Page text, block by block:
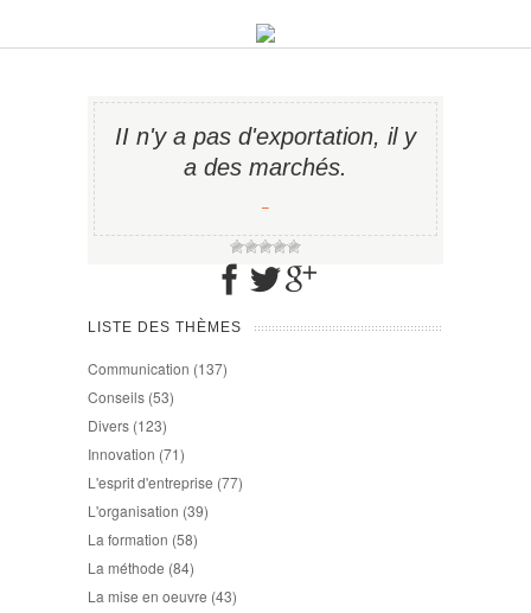
II n'y a pas d'exportation, il y
a des marchés.
−
LISTE DES THÈMES
Communication (137)
Conseils (53)
Divers (123)
Innovation (71)
L'esprit d'entreprise (77)
L'organisation (39)
La formation (58)
La méthode (84)
La mise en oeuvre (43)